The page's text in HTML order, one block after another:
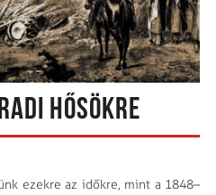
HŐSÖKRE
ezekre az időkre, mint a 1848–